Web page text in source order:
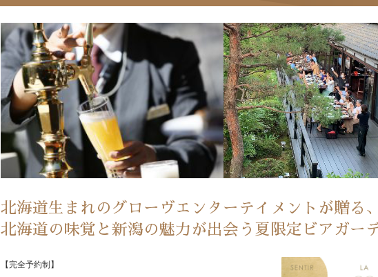
北海道生まれのグローヴエンターテイメントが贈る
北海道の味覚と新潟の魅力が出会う夏限定ビアガー
【完全予約制】